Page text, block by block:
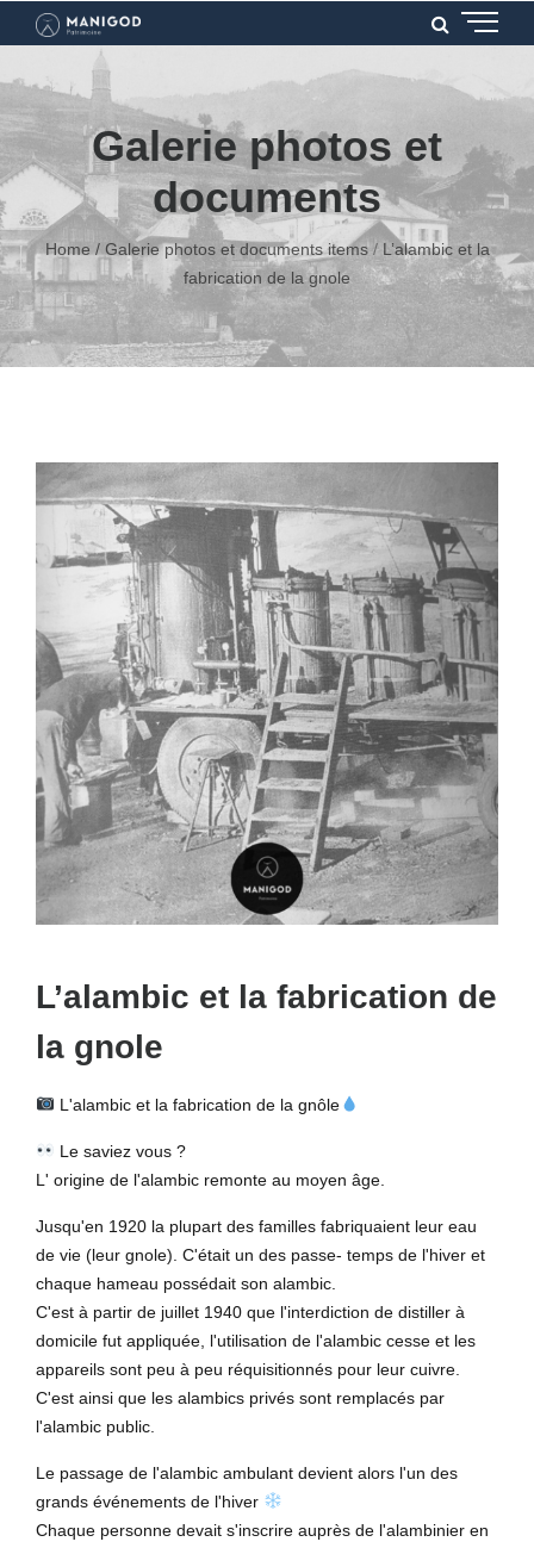
Galerie photos et
documents
Home / Galerie photos et documents items / L’alambic et la
fabrication de la gnole
L’alambic et la fabrication de
la gnole
L'alambic et la fabrication de la gnôle
Le saviez vous ?
L' origine de l'alambic remonte au moyen âge.
Jusqu'en 1920 la plupart des familles fabriquaient leur eau
de vie (leur gnole). C'était un des passe- temps de l'hiver et
chaque hameau possédait son alambic.
C'est à partir de juillet 1940 que l'interdiction de distiller à
domicile fut appliquée, l'utilisation de l'alambic cesse et les
appareils sont peu à peu réquisitionnés pour leur cuivre.
C'est ainsi que les alambics privés sont remplacés par
l'alambic public.
Le passage de l'alambic ambulant devient alors l'un des
grands événements de l'hiver
Chaque personne devait s'inscrire auprès de l'alambinier en